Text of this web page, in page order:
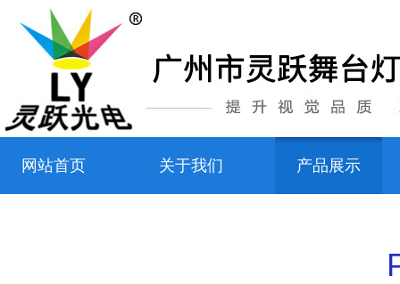
网站首页 关于我们 产品展示